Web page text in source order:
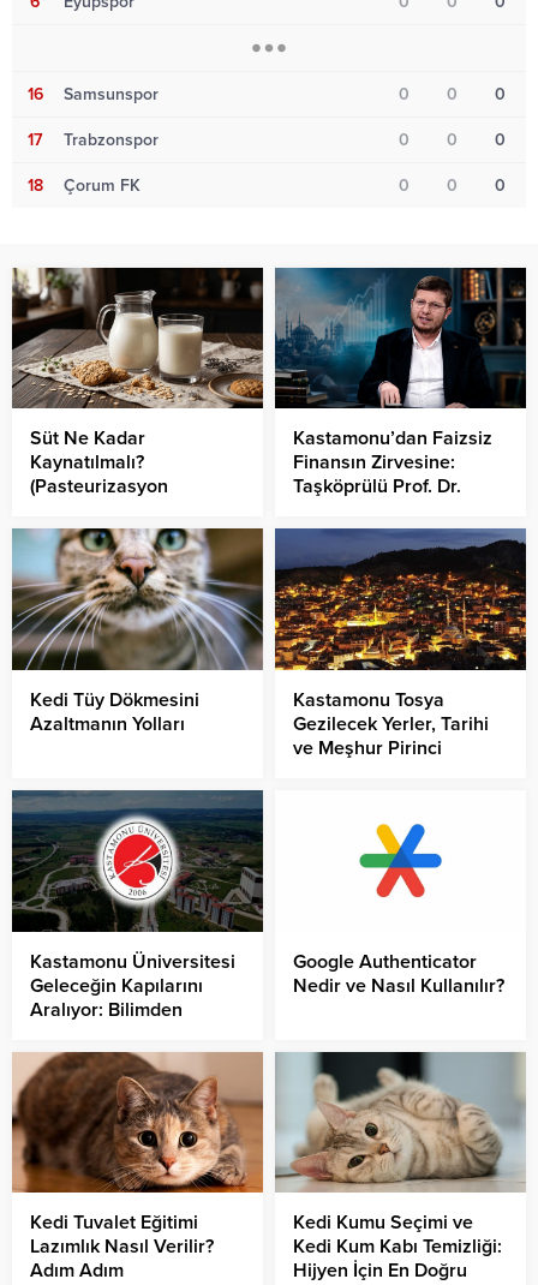
16 Samsunspor 0 0 0
17 Trabzonspor 0 0 0
18 Çorum FK 0 0 0
Süt Ne Kadar
Kaynatılmalı?
(Pasteurizasyon
Kastamonu’dan Faizsiz
Finansın Zirvesine:
Taşköprülü Prof. Dr.
Yön Veriyor
Kedi Tüy Dökmesini
Azaltmanın Yolları
Kastamonu Tosya
Gezilecek Yerler, Tarihi
ve Meşhur Pirinci
Kastamonu Üniversitesi
Geleceğin Kapılarını
Aralıyor: Bilimden
Dünyaya Uzanan Eğitim
Yolculuğu
Google Authenticator
Nedir ve Nasıl Kullanılır?
Kedi Tuvalet Eğitimi
Lazımlık Nasıl Verilir?
Adım Adım
Kedi Kumu Seçimi ve
Kedi Kum Kabı Temizliği:
Hijyen İçin En Doğru